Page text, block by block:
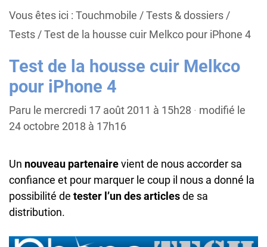
Vous êtes ici : Touchmobile /Tests & dossiers/
Tests/Test de la housse cuir Melkco pour iPhone 4
Test de la housse cuir Melkco
pour iPhone 4
Paru le mercredi 17 août 2011 à 15h28 · modifié le
24 octobre 2018 à 17h16
Un nouveau partenairevient de nous accorder sa
confiance et pour marquer le coup il nous a donné la
possibilité de tester l’un des articlesde sa
distribution.